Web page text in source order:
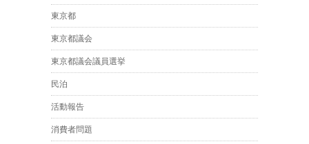
東京都
東京都議会
東京都議会議員選挙
民泊
活動報告
消費者問題